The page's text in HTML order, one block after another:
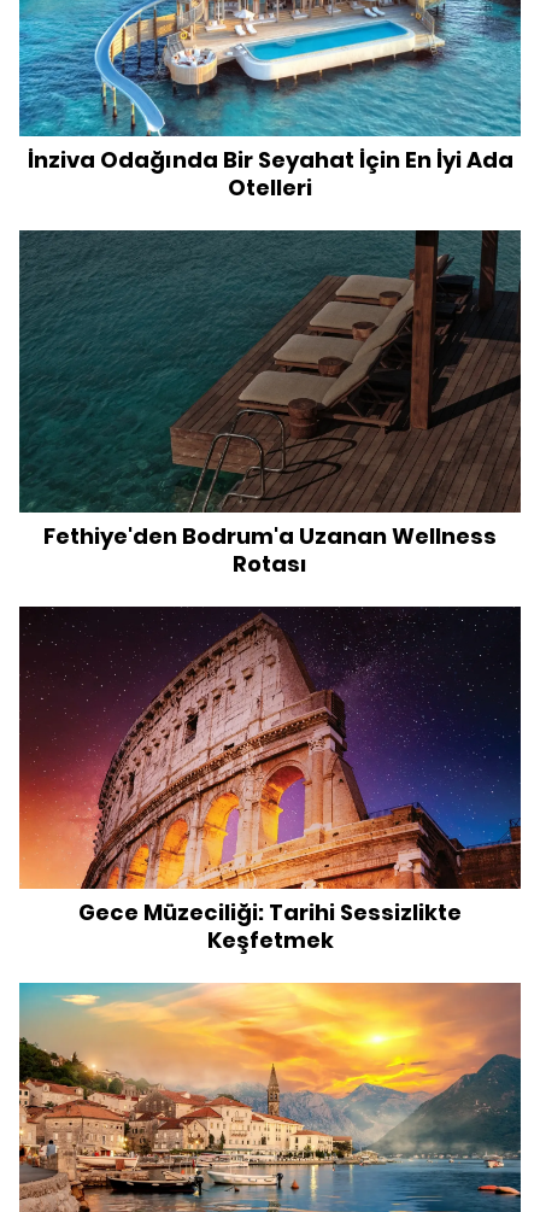
İnziva Odağında Bir Seyahat İçin En İyi Ada
Otelleri
Fethiye'den Bodrum'a Uzanan Wellness
Rotası
Gece Müzeciliği: Tarihi Sessizlikte
Keşfetmek